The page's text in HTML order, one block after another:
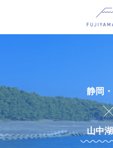
静岡
山中